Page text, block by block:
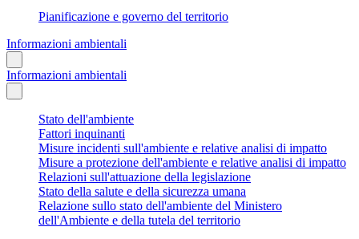
Pianificazione e governo del territorio
Informazioni ambientali
Informazioni ambientali
Stato dell'ambiente
Fattori inquinanti
Misure incidenti sull'ambiente e relative analisi di impatto
Misure a protezione dell'ambiente e relative analisi di impatto
Relazioni sull'attuazione della legislazione
Stato della salute e della sicurezza umana
Relazione sullo stato dell'ambiente del Ministero
dell'Ambiente e della tutela del territorio